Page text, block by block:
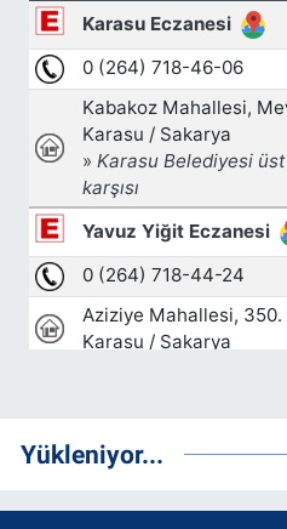
Yükleniyor...